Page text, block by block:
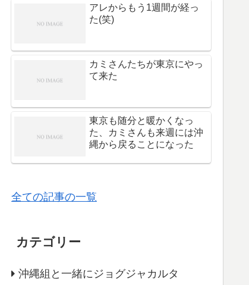
アレからもう1週間が経っ
た(笑)
カミさんたちが東京にやっ
て来た
東京も随分と暖かくなっ
た、カミさんも来週には沖
縄から戻ることになった
全ての記事の一覧
カテゴリー
沖縄組と一緒にジョグジャカルタ